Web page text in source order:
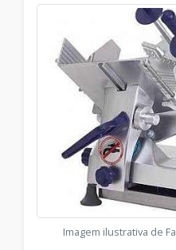
Imagem ilustrativa de